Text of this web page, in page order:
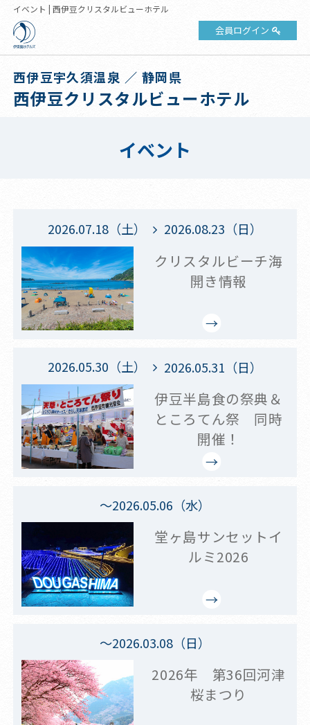
イベント | 西伊豆クリスタルビューホテル
会員ログイン
西伊豆宇久須温泉 ／ 静岡県
西伊豆クリスタルビューホテル
イベント
2026.07.18（土） 2026.08.23（日）
クリスタルビーチ海
開き情報
2026.05.30（土） 2026.05.31（日）
伊豆半島食の祭典＆
ところてん祭 同時
開催！
～2026.05.06（水）
堂ヶ島サンセットイ
ルミ2026
～2026.03.08（日）
2026年 第36回河津
桜まつり